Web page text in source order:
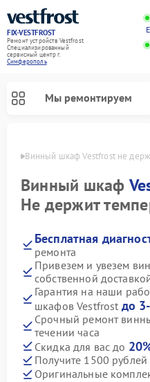
FIX-VESTFROST
Ремонт устройств Vestfrost
Специализированный
cервисный центр г.
Симферополь
Мы ремонтируем
Винный шкаф Vestfrost не
Винный шкаф
Не держит
Бесплатная
ремонта
Привезем и увезем
собственной
Гарантия на наши
шкафов Vestfrost до
Срочный ремонт
течении часа
Скидка для вас до
Получите 1500
Оригинальные